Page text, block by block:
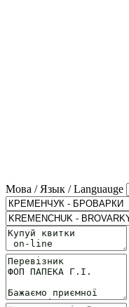
Мова / Язык / Languauge